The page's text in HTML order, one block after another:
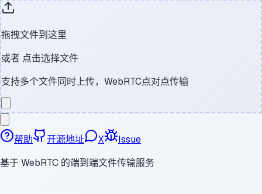
拖拽文件到这里
或者 点击选择文件
支持多个文件同时上传，WebRTC点对点传输
帮助 开源地址 X
Issue
基于 WebRTC 的端到端文件传输服务